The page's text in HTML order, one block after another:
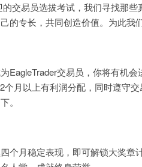
交易员选拔考试，我们寻找那
的专长，共同创造价值。为此我
EagleTrader交易员，你将有机
个月以上有利润分配，同时遵守
。
个月稳定表现，即可解锁大奖章